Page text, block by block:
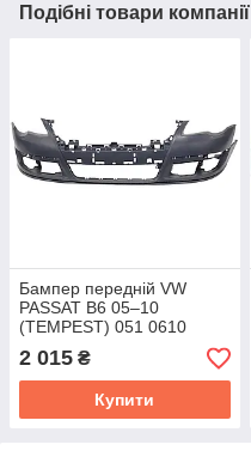
Подібні товари компанії
Бампер передній VW
PASSAT B6 05–10
(TEMPEST) 051 0610
900C
2 015 ₴
Купити